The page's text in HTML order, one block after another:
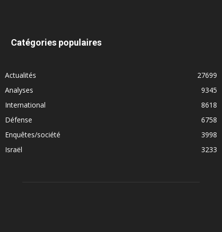
Catégories populaires
Actualités
27699
Analyses
9345
International
8618
Défense
6758
Enquêtes/société
3998
Israël
3233